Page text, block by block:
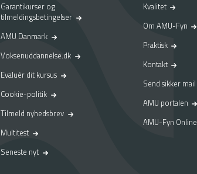
Garantikurser og
tilmeldingsbetingelser
AMU Danmark
Voksenuddannelse.dk
Evaluér dit kursus
Cookie-politik
Tilmeld nyhedsbrev
Multitest
Seneste nyt
Kvalitet
Om AMU-Fyn
Praktisk
Kontakt
Send sikker mail
AMU portalen
AMU-Fyn Online